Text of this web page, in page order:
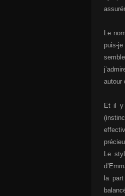
Le
puis-
autour
Et il y
Le
la